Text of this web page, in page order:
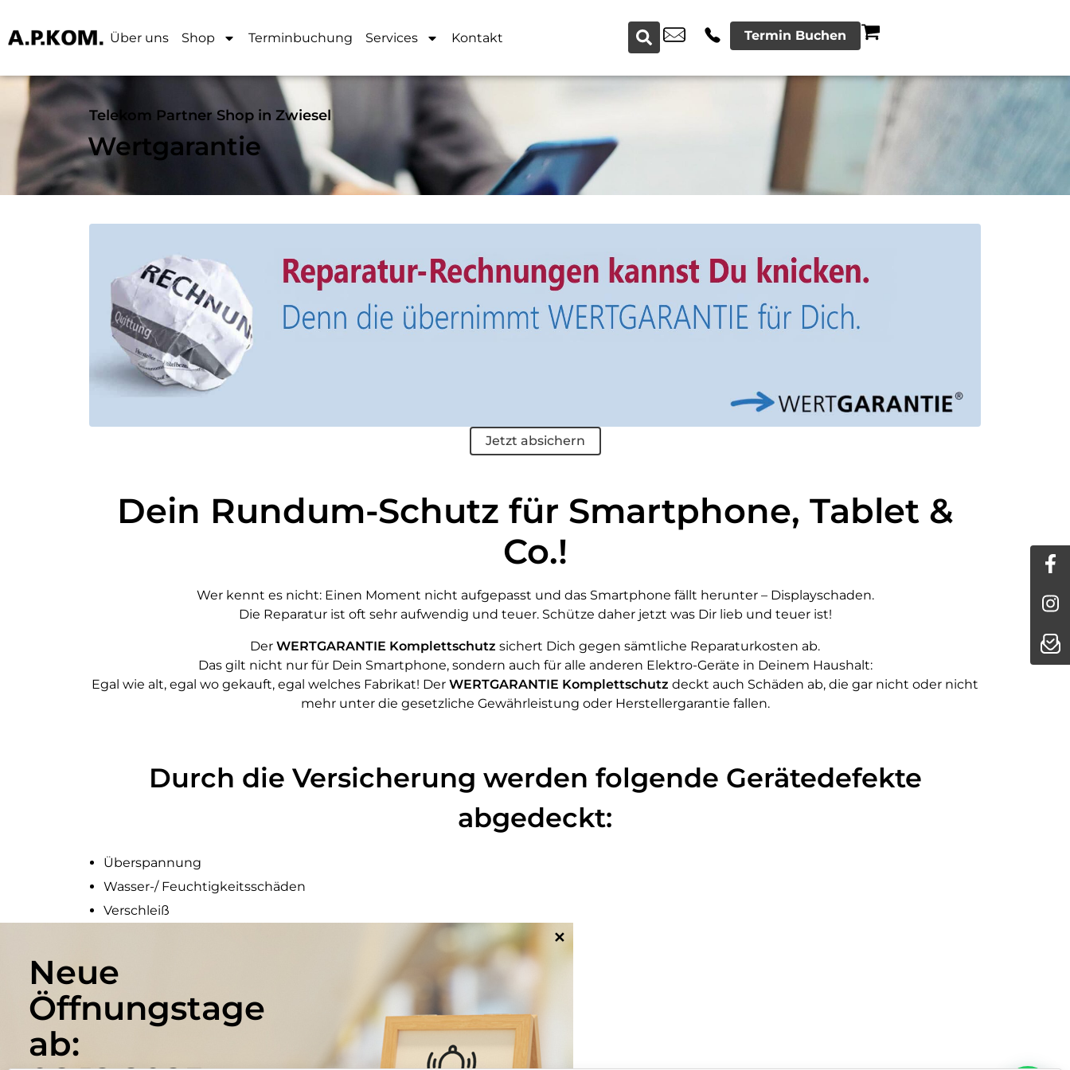
Über uns Shop Terminbuchung Services Kontakt Termin Buchen
Telekom Partner Shop in Zwiesel
Wertgarantie
Jetzt absichern
Dein Rundum-Schutz für Smartphone, Tablet &
Co.!
Wer kennt es nicht: Einen Moment nicht aufgepasst und das Smartphone fällt herunter – Displayschaden.
Die Reparatur ist oft sehr aufwendig und teuer. Schütze daher jetzt was Dir lieb und teuer ist!
Der WERTGARANTIE Komplettschutz sichert Dich gegen sämtliche Reparaturkosten ab.
Das gilt nicht nur für Dein Smartphone, sondern auch für alle anderen Elektro-Geräte in Deinem Haushalt:
Egal wie alt, egal wo gekauft, egal welches Fabrikat! Der WERTGARANTIE Komplettschutz deckt auch Schäden ab, die gar nicht oder nicht
mehr unter die gesetzliche Gewährleistung oder Herstellergarantie fallen.
Durch die Versicherung werden folgende Gerätedefekte
abgedeckt:
Überspannung
Wasser-/ Feuchtigkeitsschäden
Verschleiß
Fremdkörper/Verstopfung
Fall-/Sturzschäden
Displaybruch
✕
Neue
Öffnungstage
ab: